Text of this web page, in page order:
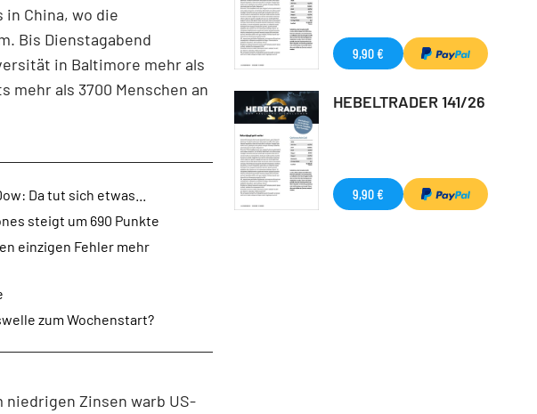
China, wo die
Bis Dienstagabend
in Baltimore mehr als
mehr als 3700 Menschen an
Da tut sich etwas...
steigt um 690 Punkte
einzigen Fehler mehr
zum Wochenstart?
Zinsen warb US-
9,90 €
HEBELTRADER 141/26
9,90 €